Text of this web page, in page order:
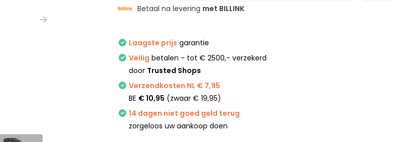
Betaal na levering met BILLINK
Laagste prijs garantie
Veilig betalen - tot € 2500,- verzekerd
door Trusted Shops
Verzendkosten NL € 7,95
BE € 10,95 (zwaar € 19,95)
14 dagen niet goed geld terug
zorgeloos uw aankoop doen